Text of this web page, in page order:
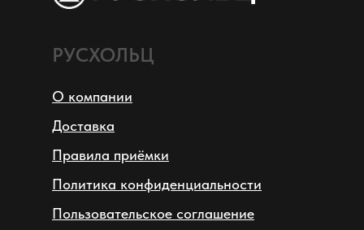
РУСХОЛЬЦ
О компании
Доставка
Правила приёмки
Политика конфиденциальности
Пользовательское соглашение